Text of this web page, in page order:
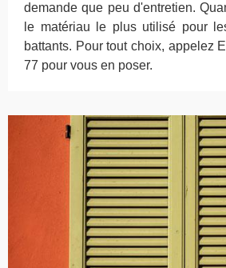
demande que peu d'entretien.
le matériau le plus utilisé pour
battants. Pour tout choix, appelez
77 pour vous en poser.